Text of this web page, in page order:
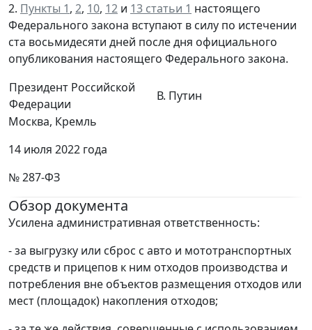
2. Пункты 1, 2, 10, 12 и 13 статьи 1 настоящего
Федерального закона вступают в силу по истечении
ста восьмидесяти дней после дня официального
опубликования настоящего Федерального закона.
Президент Российской
Федерации
В. Путин
Москва, Кремль
14 июля 2022 года
№ 287-ФЗ
Обзор документа
Усилена административная ответственность:
- за выгрузку или сброс с авто и мототранспортных
средств и прицепов к ним отходов производства и
потребления вне объектов размещения отходов или
мест (площадок) накопления отходов;